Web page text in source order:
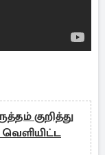
குறித்து